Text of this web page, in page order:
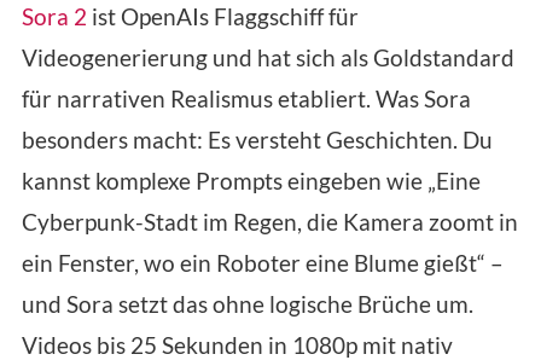
Sora 2 ist OpenAIs Flaggschiff für
Videogenerierung und hat sich als Goldstandard
für narrativen Realismus etabliert. Was Sora
besonders macht: Es versteht Geschichten. Du
kannst komplexe Prompts eingeben wie „Eine
Cyberpunk-Stadt im Regen, die Kamera zoomt in
ein Fenster, wo ein Roboter eine Blume gießt“ –
und Sora setzt das ohne logische Brüche um.
Videos bis 25 Sekunden in 1080p mit nativ